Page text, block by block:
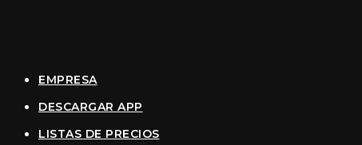
EMPRESA
DESCARGAR APP
LISTAS DE PRECIOS